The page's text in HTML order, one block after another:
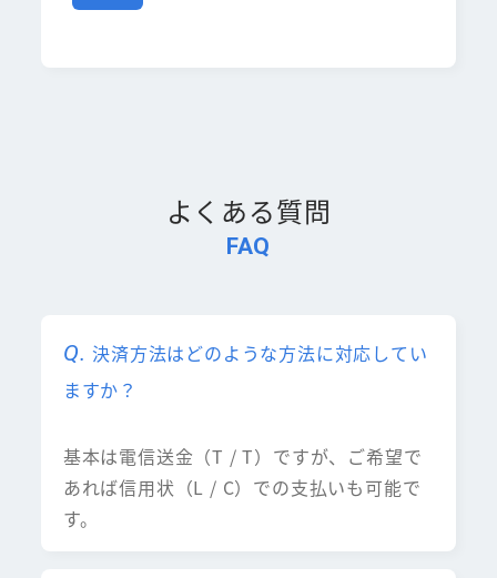
FAQ
よくある質問
決済方法はどのような方法に対応してい
ますか？
基本は電信送金（T / T）ですが、ご希望で
あれば信用状（L / C）での支払いも可能で
す。